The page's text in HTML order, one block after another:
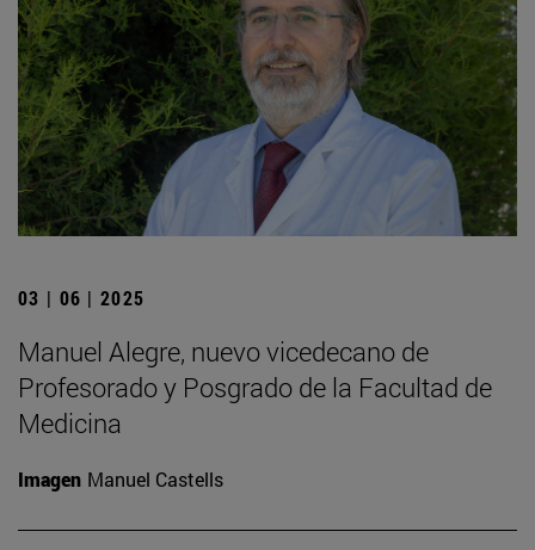
03 | 06 | 2025
Manuel Alegre, nuevo vicedecano de
Profesorado y Posgrado de la Facultad de
Medicina
Imagen Manuel Castells